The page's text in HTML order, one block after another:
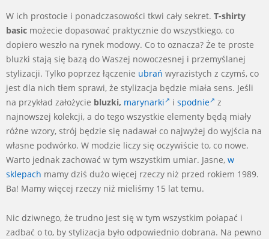
W ich prostocie i ponadczasowości tkwi cały sekret. T-shirty
basic możecie dopasować praktycznie do wszystkiego, co
dopiero weszło na rynek modowy. Co to oznacza? Że te proste
bluzki stają się bazą do Waszej nowoczesnej i przemyślanej
stylizacji. Tylko poprzez łączenie ubrań wyrazistych z czymś, co
jest dla nich tłem sprawi, że stylizacja będzie miała sens. Jeśli
na przykład założycie bluzki, marynarki i spodnie
z
najnowszej kolekcji, a do tego wszystkie elementy będą miały
różne wzory, strój będzie się nadawał co najwyżej do wyjścia na
własne podwórko. W modzie liczy się oczywiście to, co nowe.
Warto jednak zachować w tym wszystkim umiar. Jasne, w
sklepach mamy dziś dużo więcej rzeczy niż przed rokiem 1989.
Ba! Mamy więcej rzeczy niż mieliśmy 15 lat temu.
Nic dziwnego, że trudno jest się w tym wszystkim połapać i
zadbać o to, by stylizacja było odpowiednio dobrana. Na pewno